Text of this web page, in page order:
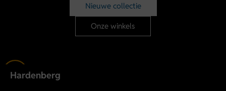
Nieuwe collectie
Onze winkels
Hardenberg